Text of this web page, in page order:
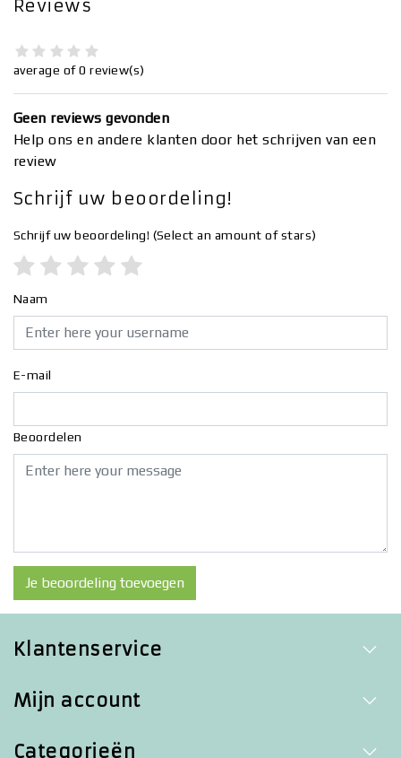
Reviews
average of 0 review(s)
Geen reviews gevonden
Help ons en andere klanten door het schrijven van een
review
Schrijf uw beoordeling!
Schrijf uw beoordeling! (Select an amount of stars)
Naam
E-mail
Beoordelen
Je beoordeling toevoegen
Klantenservice
Mijn account
Categorieën